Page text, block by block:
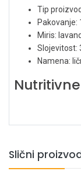
Tip
Pakovanje:
Miris:
Slojevitost:
Namena:
Slični